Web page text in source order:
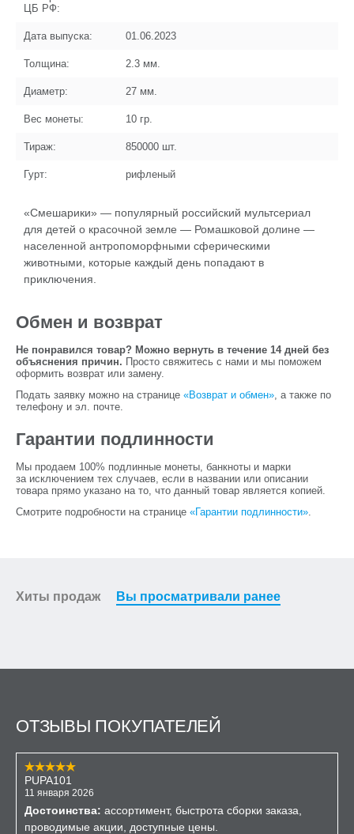
ЦБ РФ:
Дата выпуска: 01.06.2023
Толщина: 2.3 мм.
Диаметр: 27 мм.
Вес монеты: 10 гр.
Тираж: 850000 шт.
Гурт: рифленый
«Смешарики» — популярный российский мультсериал
для детей о красочной земле — Ромашковой долине —
населенной антропоморфными сферическими
животными, которые каждый день попадают в
приключения.
Обмен и возврат
Не понравился товар? Можно вернуть в течение 14 дней без
объяснения причин. Просто свяжитесь с нами и мы поможем
оформить возврат или замену.
Подать заявку можно на странице «Возврат и обмен», а также по
телефону и эл. почте.
Гарантии подлинности
Мы продаем 100% подлинные монеты, банкноты и марки
за исключением тех случаев, если в названии или описании
товара прямо указано на то, что данный товар является копией.
Смотрите подробности на странице «Гарантии подлинности».
Хиты продаж Вы просматривали ранее
ОТЗЫВЫ ПОКУПАТЕЛЕЙ
PUPA101
11 января 2026
Достоинства: ассортимент, быстрота сборки заказа,
проводимые акции, доступные цены.